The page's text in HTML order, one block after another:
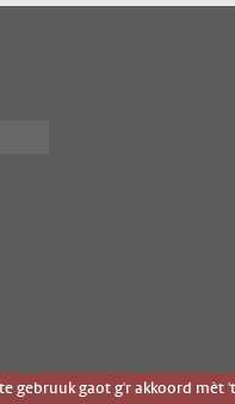
gebruuk gaot g'r akkoord mèt